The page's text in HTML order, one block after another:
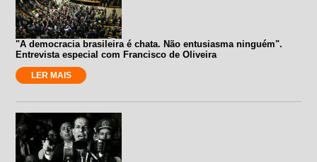
"A democracia brasileira é chata. Não entusiasma ninguém".
Entrevista especial com Francisco de Oliveira
LER MAIS